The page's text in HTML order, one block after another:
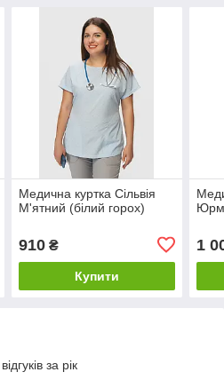
Медична куртка Сільвія
М'ятний (білий горох)
910₴
Купити
1
за рік